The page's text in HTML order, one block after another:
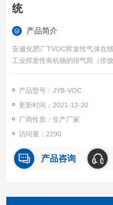
统
产品简介
安徽化肥厂TVOC挥发性气体在
工业挥发性有机物的排气筒（排
60000m3/h的排放源）、厂界
电离。
产品型号：JYB-VOC
更新时间：2021-12-20
厂商性质：生产厂家
访问量：2290
产品咨询